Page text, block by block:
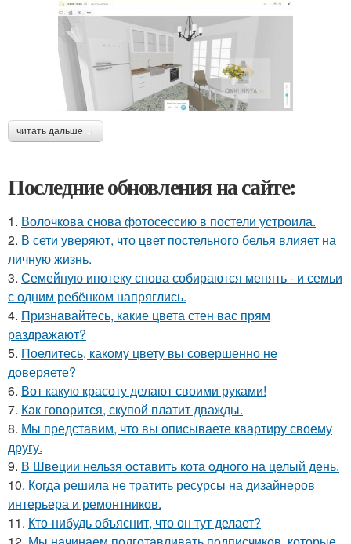
читать дальше →
Последние обновления на сайте:
1. Волочкова снова фотосессию в постели устроила.
2. В сети уверяют, что цвет постельного белья влияет на
личную жизнь.
3. Семейную ипотеку снова собираются менять - и семьи
с одним ребёнком напряглись.
4. Признавайтесь, какие цвета стен вас прям
раздражают?
5. Поелитесь, какому цвету вы совершенно не
доверяете?
6. Вот какую красоту делают своими руками!
7. Как говорится, скупой платит дважды.
8. Мы представим, что вы описываете квартиру своему
другу.
9. В Швеции нельзя оставить кота одного на целый день.
10. Когда решила не тратить ресурсы на дизайнеров
интерьера и ремонтников.
11. Кто-нибудь объяснит, что он тут делает?